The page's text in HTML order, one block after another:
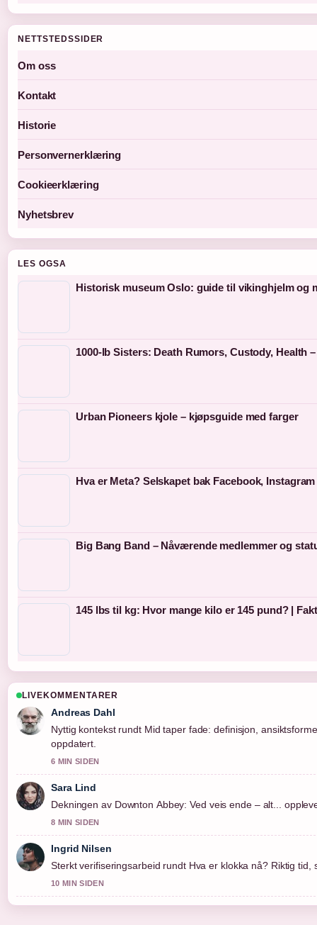
NETTSTEDSSIDER
Om oss
Kontakt
Historie
Personvernerklæring
Cookieerklæring
Nyhetsbrev
LES OGSA
Historisk museum Oslo: guide til vikinghjelm og
1000-lb Sisters: Death Rumors, Custody, Health
Urban Pioneers kjole – kjøpsguide med farger
Hva er Meta? Selskapet bak Facebook,
Big Bang Band – Nåværende medlemmer og
145 lbs til kg: Hvor mange kilo er 145 pund? |
LIVEKOMMENTARER
Andreas Dahl
Nyttig kontekst rundt Mid taper fade: definisjon,
oppdatert.
6 MIN SIDEN
Sara Lind
Dekningen av Downton Abbey: Ved veis ende – alt...
8 MIN SIDEN
Ingrid Nilsen
Sterkt verifiseringsarbeid rundt Hva er klokka nå? Riktig
10 MIN SIDEN